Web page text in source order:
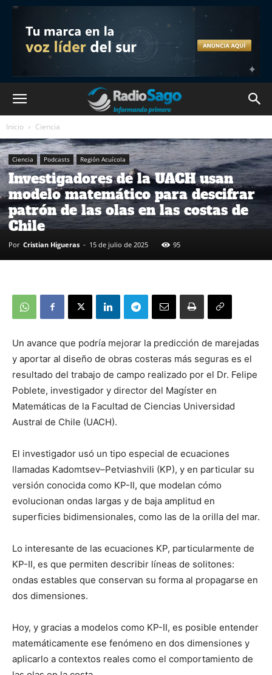
Inicio Ciencia
Ciencia Podcasts Región Acuícola
Investigadores de la UACH usan
modelo matemático para descifrar
patrón de las olas en las costas de
Chile
Por Cristian Higueras - 15 de julio de 2025 95
Un avance que podría mejorar la predicción de marejadas
y aportar al diseño de obras costeras más seguras es el
resultado del trabajo de campo realizado por el Dr. Felipe
Poblete, investigador y director del Magíster en
Matemáticas de la Facultad de Ciencias Universidad
Austral de Chile (UACH).
El investigador usó un tipo especial de ecuaciones
llamadas Kadomtsev–Petviashvili (KP), y en particular su
versión conocida como KP-II, que modelan cómo
evolucionan ondas largas y de baja amplitud en
superficies bidimensionales, como las de la orilla del mar.
Lo interesante de las ecuaciones KP, particularmente de
KP-II, es que permiten describir líneas de solitones:
ondas estables que conservan su forma al propagarse en
dos dimensiones.
Hoy, y gracias a modelos como KP-II, es posible entender
matemáticamente ese fenómeno en dos dimensiones y
aplicarlo a contextos reales como el comportamiento de